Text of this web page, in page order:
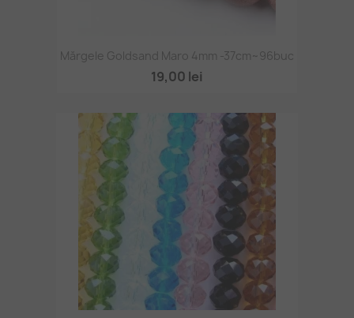
Mărgele Goldsand Maro 4mm -37cm~96buc
19,00 lei